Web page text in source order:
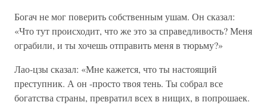
Богач не мог поверить собственным ушам. Он сказал:
«Что тут происходит, что же это за справедливость? Меня
ограбили, и ты хочешь отправить меня в тюрьму?»
Лао-цзы сказал: «Мне кажется, что ты настоящий
преступник. А он -просто твоя тень. Ты собрал все
богатства страны, превратил всех в нищих, в попрошаек.